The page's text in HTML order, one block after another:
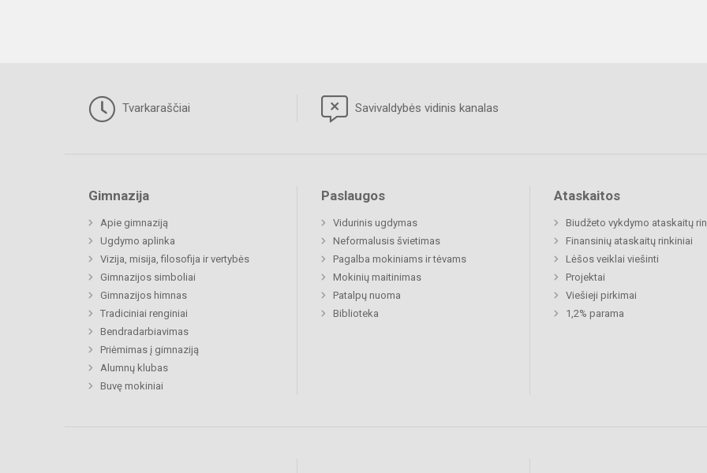
Tvarkaraščiai Savivaldybės vidinis kanalas
Gimnazija
Apie gimnaziją
Ugdymo aplinka
Vizija, misija, filosofija ir vertybės
Gimnazijos simboliai
Gimnazijos himnas
Tradiciniai renginiai
Bendradarbiavimas
Priėmimas į gimnaziją
Alumnų klubas
Buvę mokiniai
Paslaugos
Vidurinis ugdymas
Neformalusis švietimas
Pagalba mokiniams ir tėvams
Mokinių maitinimas
Patalpų nuoma
Biblioteka
Ataskaitos
Biudžeto vykdymo ataskaitų
Finansinių ataskaitų rinkiniai
Lėšos veiklai viešinti
Projektai
Viešieji pirkimai
1,2% parama